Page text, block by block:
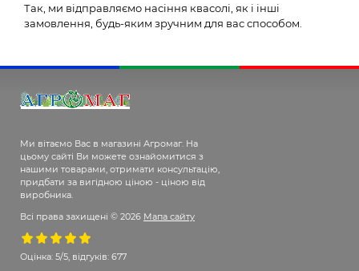
Так, ми відправляємо насіння квасолі, як і інші
замовлення, будь-яким зручним для вас способом.
Ми вітаємо Вас в магазині Агромаг. На
цьому сайті Ви можете ознайомитися з
нашими товарами, отримати консультацію,
придбати за вигідною ціною - ціною від
виробника.
Всі права захищені © 2026 Мапа сайту
Оцінка: 5/5, відгуків: 677